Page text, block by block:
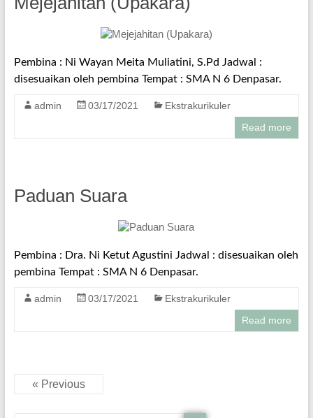
Pembina : Ni Wayan Meita Muliatini, S.Pd Jadwal :
disesuaikan oleh pembina Tempat : SMA N 6 Denpasar.
admin 03/17/2021
Ekstrakurikuler
Read more
Paduan Suara
Pembina : Dra. Ni Ketut Agustini Jadwal : disesuaikan oleh
pembina Tempat : SMA N 6 Denpasar.
admin 03/17/2021
Ekstrakurikuler
Read more
« Previous